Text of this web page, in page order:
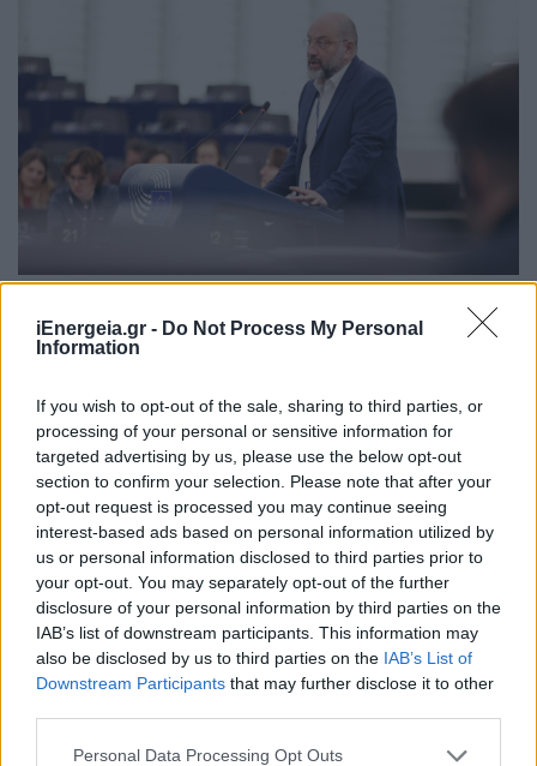
iEnergeia.gr - Do Not Process My Personal
Information
If you wish to opt-out of the sale, sharing to third parties, or
processing of your personal or sensitive information for
targeted advertising by us, please use the below opt-out
section to confirm your selection. Please note that after your
opt-out request is processed you may continue seeing
interest-based ads based on personal information utilized by
us or personal information disclosed to third parties prior to
your opt-out. You may separately opt-out of the further
disclosure of your personal information by third parties on the
IAB’s list of downstream participants. This information may
also be disclosed by us to third parties on the IAB’s List of
Downstream Participants that may further disclose it to other
Personal Data Processing Opt Outs
Αρναούτογλου: Καύσωνες χωρίς όρια
– Η Ευρώπη οφείλει να προστατεύσει
ζωές, όχι κέρδη
ΠΟΛΙΤΙΚΗ
11/09/2025 - 15:24